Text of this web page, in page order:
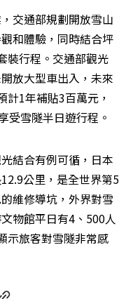
交通部規劃開放雪山
和體驗，同時結合坪
裝行程。交通部觀光
放大型車出入，未來
1年補貼3百萬元，
受雪隧半日遊行程。
結合有例可循，日本
公里，是全世界第5
維修導坑，外界對雪
物館平日有4、500人
示旅客對雪隧非常感